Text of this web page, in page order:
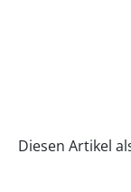
Diesen Artikel